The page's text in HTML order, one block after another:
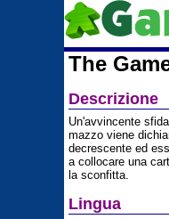
The
Descrizione
Un'avvincente
mazzo viene
decrescente ed
a collocare una
la sconfitta.
Lingua